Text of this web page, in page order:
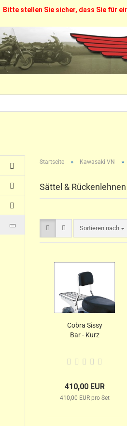
Bitte stellen Sie sicher, dass Sie für
Startseite » Kawasaki VN »
Sättel & Rückenlehnen
Sortieren nach
Cobra Sissy
Bar - Kurz
410,00 EUR
410,00 EUR pro Set